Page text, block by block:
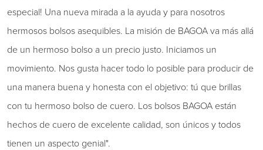
especial! Una nueva mirada a la ayuda y para nosotros
hermosos bolsos asequibles. La misión de BAGOA va más allá
de un hermoso bolso a un precio justo. Iniciamos un
movimiento. Nos gusta hacer todo lo posible para producir de
una manera buena y honesta con el objetivo: tú que brillas
con tu hermoso bolso de cuero. Los bolsos BAGOA están
hechos de cuero de excelente calidad, son únicos y todos
tienen un aspecto genial".